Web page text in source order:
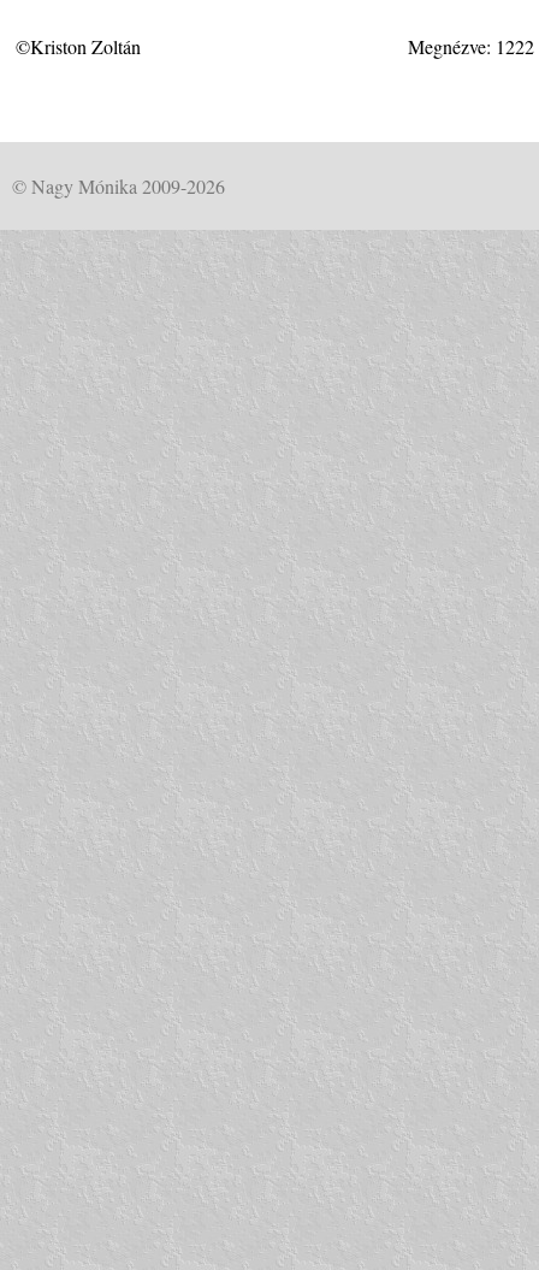
©Kriston Zoltán Megnézve:
© Nagy Mónika 2009-2026